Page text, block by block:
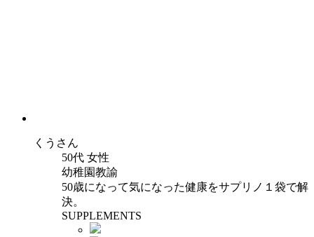
くう さん
50代 女性
幼稚園教諭
50歳になって気になった健康をサプリノ１袋で解
決。
SUPPLEMENTS